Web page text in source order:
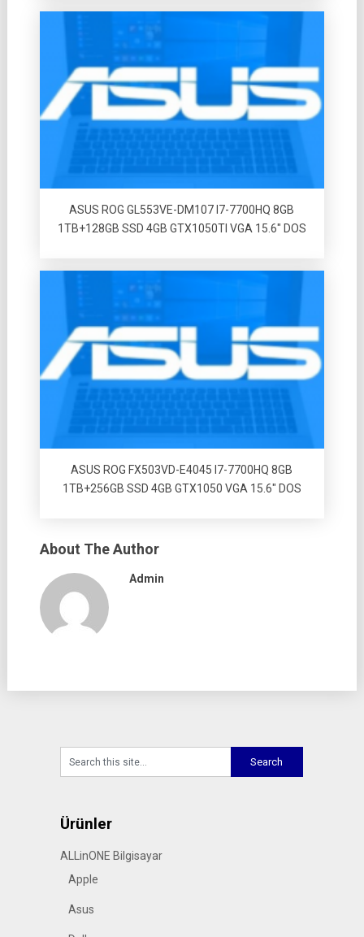
ASUS ROG GL553VE-DM107 I7-7700HQ 8GB
1TB+128GB SSD 4GB GTX1050TI VGA 15.6″ DOS
ASUS ROG FX503VD-E4045 I7-7700HQ 8GB
1TB+256GB SSD 4GB GTX1050 VGA 15.6″ DOS
About The Author
Admin
Ürünler
ALLinONE Bilgisayar
Apple
Asus